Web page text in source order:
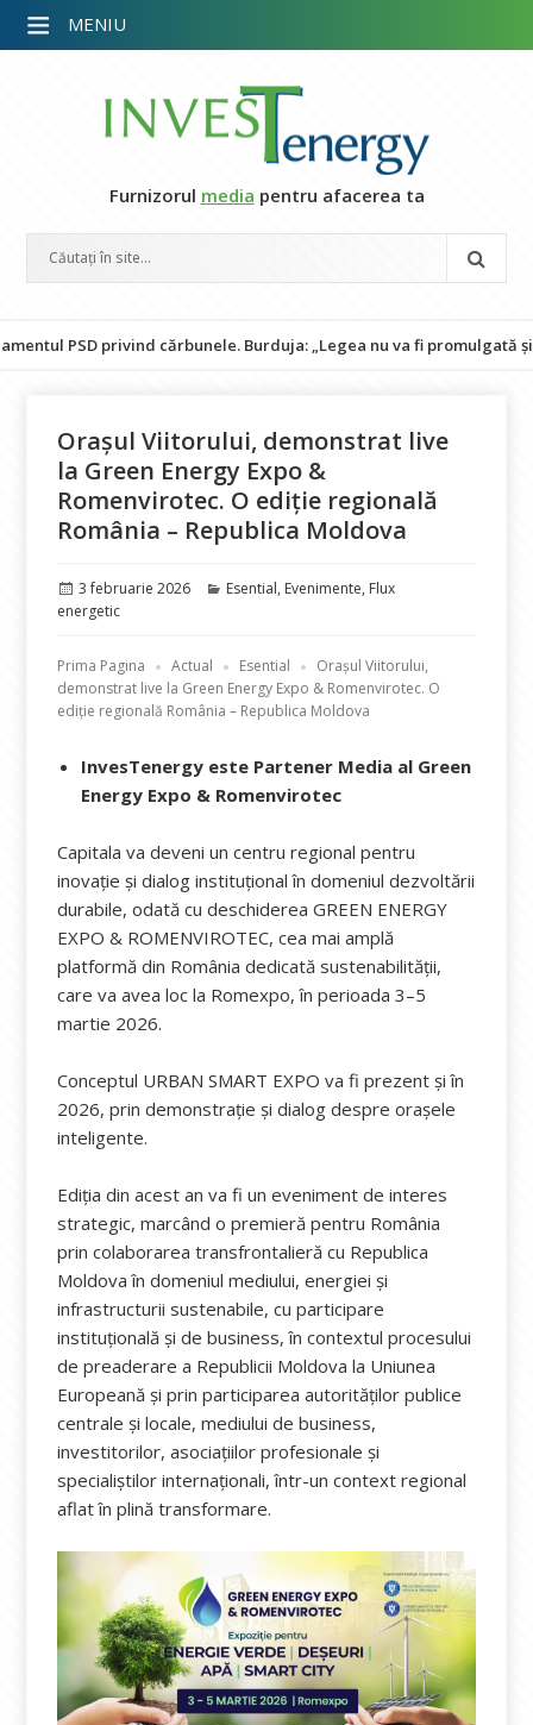
Furnizorul media pentru afacerea ta
privind cărbunele. Burduja: „Legea nu va fi promulgată și pune în
Orașul Viitorului, demonstrat live
la Green Energy Expo &
Romenvirotec. O ediție regională
România – Republica Moldova
Publicat
pe
3 februarie 2026 Categorii
Esential, Evenimente, Flux
energetic
Prima Pagina Actual Esential
Orașul Viitorului,
demonstrat live la Green Energy Expo & Romenvirotec. O
ediție regională România – Republica Moldova
InvesTenergy este Partener Media al Green
Energy Expo & Romenvirotec
Capitala va deveni un centru regional pentru
inovație și dialog instituțional în domeniul dezvoltării
durabile, odată cu deschiderea GREEN ENERGY
EXPO & ROMENVIROTEC, cea mai amplă
platformă din România dedicată sustenabilității,
care va avea loc la Romexpo, în perioada 3–5
martie 2026.
Conceptul URBAN SMART EXPO va fi prezent și în
2026, prin demonstrație și dialog despre orașele
inteligente.
Ediția din acest an va fi un eveniment de interes
strategic, marcând o premieră pentru România
prin colaborarea transfrontalieră cu Republica
Moldova în domeniul mediului, energiei și
infrastructurii sustenabile, cu participare
instituțională și de business, în contextul procesului
de preaderare a Republicii Moldova la Uniunea
Europeană și prin participarea autorităților publice
centrale și locale, mediului de business,
investitorilor, asociațiilor profesionale și
specialiștilor internaționali, într-un context regional
aflat în plină transformare.
MENIU